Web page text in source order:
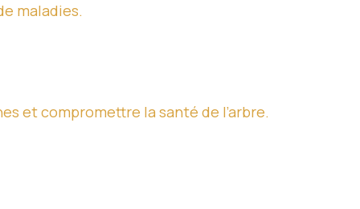
maladies.
et compromettre la santé de l’arbre.